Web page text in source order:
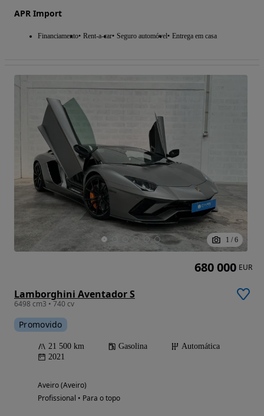
APR Import
Financiamento Rent-a-car Seguro automóvel Entrega em casa
1 / 6
Lamborghini Aventador S
6498 cm3 • 740 cv
Promovido
21 500 km Gasolina
Automática
2021
Aveiro (Aveiro)
Profissional • Para o topo
680 000 EUR